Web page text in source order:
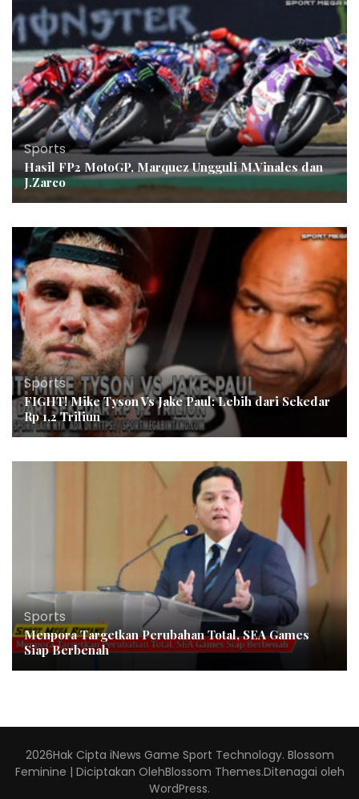
Sports
Hasil FP2 MotoGP, Marquez Ungguli M.Vinales dan
J.Zarco
Sports
FIGHT! Mike Tyson Vs Jake Paul: Lebih dari Sekedar
Rp 1,2 Triliun
Sports
Menpora Targetkan Perubahan Total, SEA Games
Siap Berbenah
2026Hak Cipta iNews Game Sport Technology. Blossom
Feminine | Diciptakan OlehBlossom Themes.Ditenagai oleh
WordPress.